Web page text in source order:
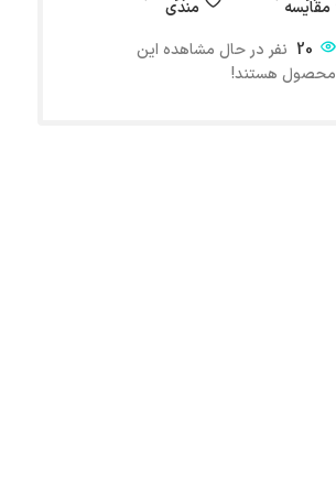
مقایسه
مندی
20 نفر در حال مشاهده این
محصول هستند!